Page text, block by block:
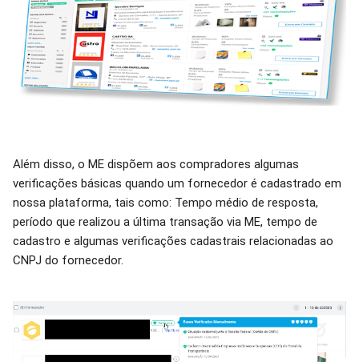
Além disso, o ME dispõem aos compradores algumas
verificações básicas quando um fornecedor é cadastrado em
nossa plataforma, tais como: Tempo médio de resposta,
período que realizou a última transação via ME, tempo de
cadastro e algumas verificações cadastrais relacionadas ao
CNPJ do fornecedor.